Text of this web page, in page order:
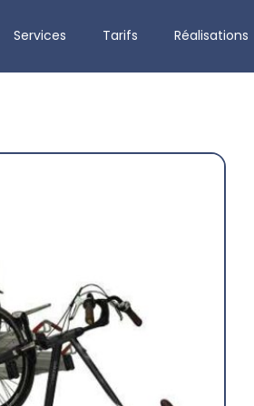
Services Tarifs Réalisations